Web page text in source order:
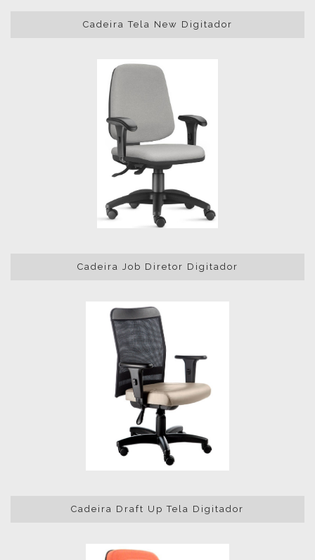
Cadeira Tela New Digitador
Cadeira Job Diretor Digitador
Cadeira Draft Up Tela Digitador